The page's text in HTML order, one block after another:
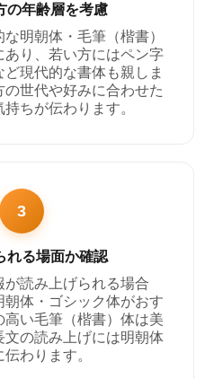
の年齢層を考慮
明朝体・毛筆（楷書）
り、若い方にはペン字
現代的な書体も親しま
世代や好みに合わせた
ちが伝わります。
3
れる場面か確認
読み上げられる場合
朝体・ゴシック体がおす
い毛筆（楷書）体は美
文の読み上げには明朝体
わります。